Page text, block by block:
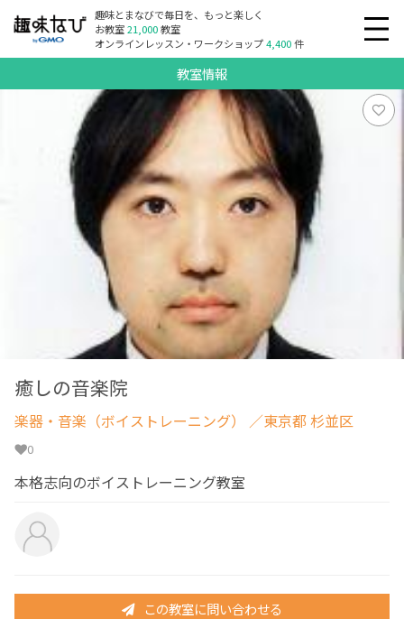
趣味とまなびで毎日を、もっと楽しく
お教室21,000教室
オンラインレッスン・ワークショップ4,400件
教室情報
癒しの音楽院
楽器・音楽（ボイストレーニング） ／東京都 杉並区
0
本格志向のボイストレーニング教室
この教室に問い合わせる